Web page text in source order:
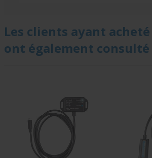
Les clients ayant
ont également consulté